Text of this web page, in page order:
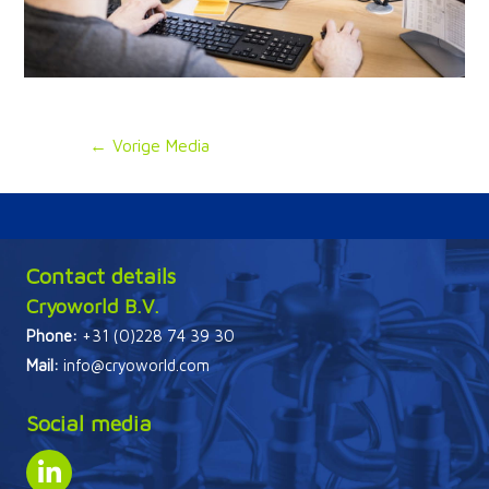
← Vorige Media
Contact details
Cryoworld B.V.
Phone: +31 (0)228 74 39 30
Mail: info@cryoworld.com
Social media